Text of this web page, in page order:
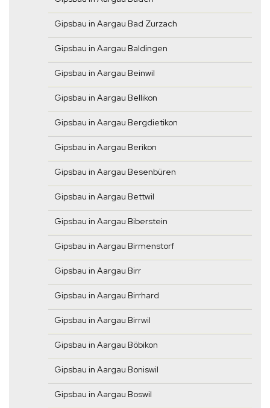
Gipsbau in Aargau Bad Zurzach
Gipsbau in Aargau Baldingen
Gipsbau in Aargau Beinwil
Gipsbau in Aargau Bellikon
Gipsbau in Aargau Bergdietikon
Gipsbau in Aargau Berikon
Gipsbau in Aargau Besenbüren
Gipsbau in Aargau Bettwil
Gipsbau in Aargau Biberstein
Gipsbau in Aargau Birmenstorf
Gipsbau in Aargau Birr
Gipsbau in Aargau Birrhard
Gipsbau in Aargau Birrwil
Gipsbau in Aargau Böbikon
Gipsbau in Aargau Boniswil
Gipsbau in Aargau Boswil